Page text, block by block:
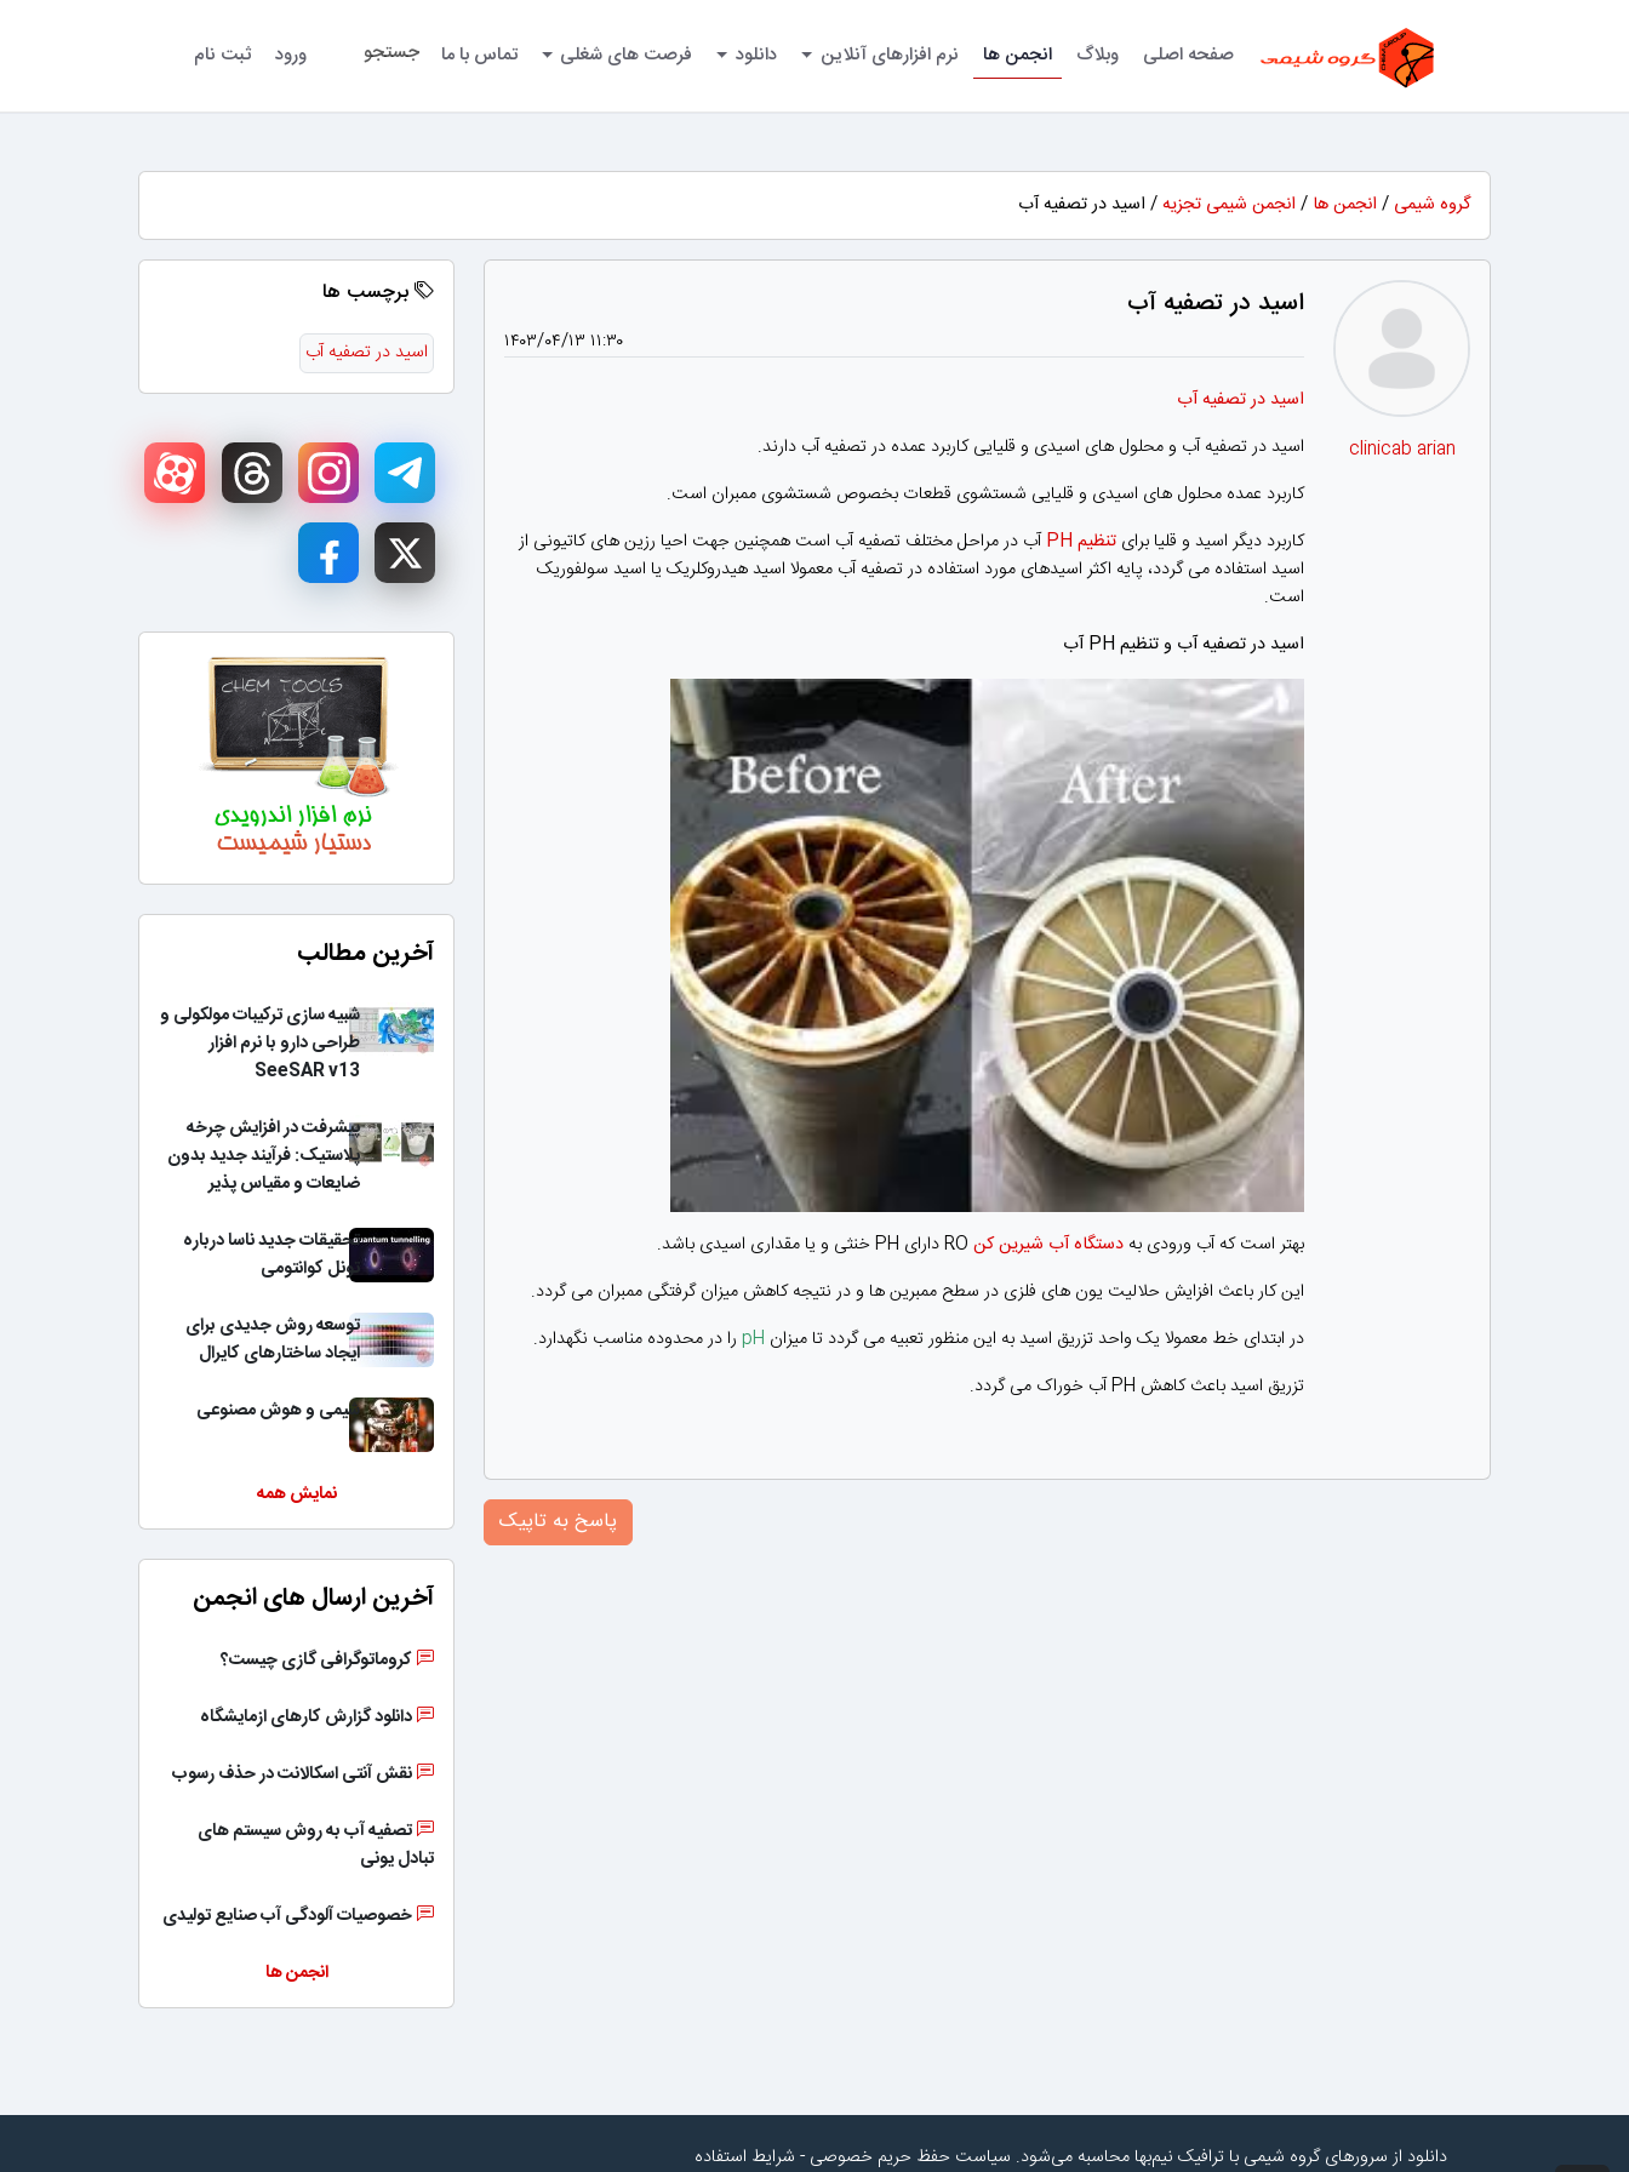
صفحه اصلی وبلاگ انجمن ها نرم افزارهای آنلاین دانلود فرصت های شغلی تماس با ما جستجو ورود ثبت نام
گروه شیمی / انجمن ها / انجمن شیمی تجزیه/ اسید در تصفیه آب
clinicab arian
اسید در تصفیه آب
۱۴۰۳/۰۴/۱۳ ۱۱:۳۰
اسید در تصفیه آب
اسید در تصفیه آب و محلول های اسیدی و قلیایی کاربرد عمده در تصفیه آب دارند.
کاربرد عمده محلول های اسیدی و قلیایی شستشوی قطعات بخصوص شستشوی ممبران است.
کاربرد دیگر اسید و قلیا برای تنظیم PH
آب در مراحل مختلف تصفیه آب است همچنین جهت احیا رزین های کاتیونی از
اسید استفاده می گردد، پایه اکثر اﺳﯿﺪﻫﺎی مورد استفاده در تصفیه آب ﻣﻌﻤﻮﻻ اﺳﯿﺪ ﻫﯿﺪروﮐﻠﺮﯾﮏ ﯾﺎ اﺳﯿﺪ ﺳﻮﻟﻔﻮرﯾﮏ
است.
اسید در تصفیه آب و تنظیم PH آب
بهتر است که آب ورودی به دستگاه آب شیرین کنRO دارای PH خنثی و یا مقداری اسیدی باشد.
این کار باعث افزایش حلالیت یون های فلزی در سطح ممبرین ها و در نتیجه کاهش میزان گرفتگی ممبران می گردد.
در ابتدای خط معمولا یک واحد تزریق اسید به این منظور تعبیه می گردد تا میزان pHرا در محدوده مناسب نگهدارد.
تزریق اسید باعث کاهش PH آب خوراک می گردد.
پاسخ به تاپیک
برچسب ها
اسید در تصفیه آب
آخرین مطالب
شبیه سازی ترکیبات مولکولی و
طراحی دارو با نرم افزار
SeeSAR v13
پیشرفت در افزایش چرخه
پلاستیک: فرآیند جدید بدون
ضایعات و مقیاس پذیر
تحقیقات جدید ناسا درباره
تونل کوانتومی
توسعه روش جدیدی برای
ایجاد ساختارهای کایرال
شیمی و هوش مصنوعی
نمایش همه
آخرین ارسال های انجمن
کروماتوگرافی گازی چیست؟
دانلود گزارش کارهای ازمایشگاه
نقش آنتی اسکالانت در حذف رسوب
تصفیه آب به روش سیستم های
تبادل یونی
خصوصیات آلودگی آب صنایع تولیدی
انجمن ها
دانلود از سرورهای گروه شیمی با ترافیک نیم‌بها محاسبه می‌شود. سیاست حفظ حریم خصوصی - شرایط استفاده